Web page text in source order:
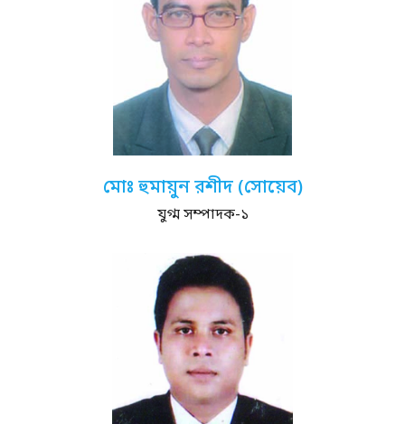
মোঃ হুমায়ুন রশীদ (সোয়েব)
যুগ্ম সম্পাদক-১